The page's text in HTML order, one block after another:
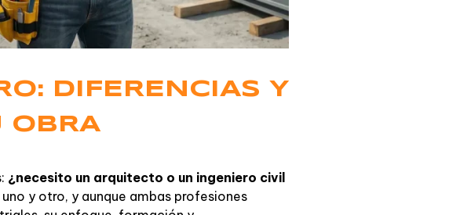
DIFERENCIAS Y
OBRA
¿necesito un arquitecto o un ingeniero civil
y otro, y aunque ambas profesiones